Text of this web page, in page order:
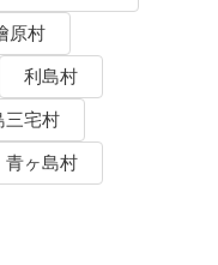
原村
利島村
三宅村
青ヶ島村